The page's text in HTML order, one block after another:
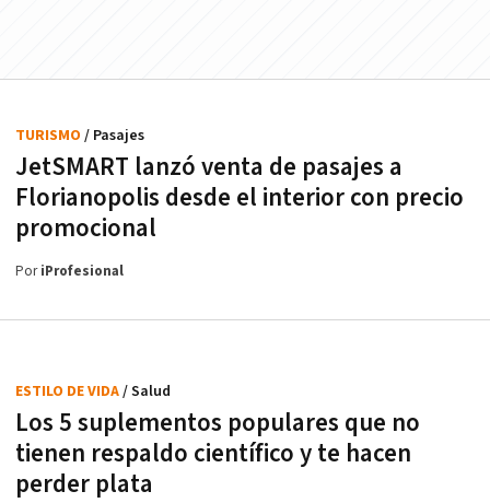
JetSMART lanzó venta de pasajes a
Florianopolis desde el interior con precio
promocional
TURISMO / Pasajes
PoriProfesional
Los 5 suplementos populares que no
tienen respaldo científico y te hacen
perder plata
ESTILO DE VIDA/ Salud